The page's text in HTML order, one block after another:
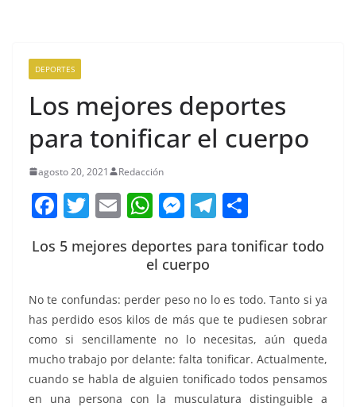
DEPORTES
Los mejores deportes
para tonificar el cuerpo
agosto 20, 2021 Redacción
F
c
b
o
o
k
T
itt
E
ai
W
at
s
A
p
p
M
ss
e
n
g
er
T
e
a
m
m
ar
tir
Los 5 mejores deportes para tonificar todo
el cuerpo
No te confundas: perder peso no lo es todo. Tanto si ya
has perdido esos kilos de más que te pudiesen sobrar
como si sencillamente no lo necesitas, aún queda
mucho trabajo por delante: falta tonificar. Actualmente,
cuando se habla de alguien tonificado todos pensamos
en una persona con la musculatura distinguible a